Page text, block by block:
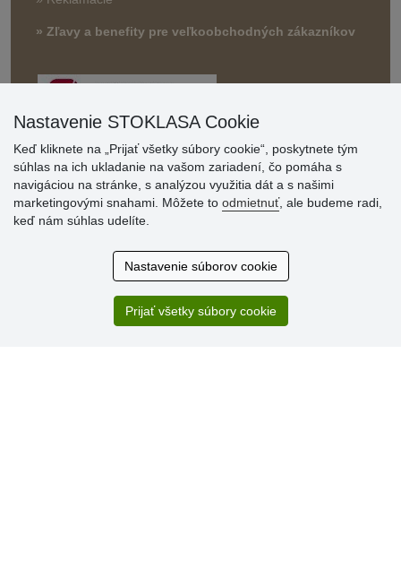
» Zľavy a benefity pre veľkoobchodných zákazníkov
Hodnotenia
zákazníkov
Ústretovosť, pohotovosť. Som spokojná.
Veľká spokojnosť. Volal mi odtiaľ veľmi milý pán, že
zásielka sa nezmestí do boxu, tak sme to dali na poštu....
Nastavenie STOKLASA Cookie
Keď kliknete na „Prijať všetky súbory cookie“, poskytnete tým
súhlas na ich ukladanie na vašom zariadení, čo pomáha s
navigáciou na stránke, s analýzou využitia dát a s našimi
marketingovými snahami. Môžete to odmietnuť, ale budeme radi,
keď nám súhlas udelíte.
Nastavenie súborov cookie
Prijať všetky súbory cookie